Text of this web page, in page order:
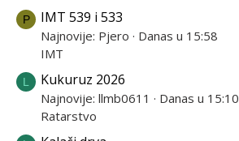
P IMT 539 i 533
Najnovije: Pjero
Danas u 15:58
IMT
L Kukuruz 2026
Najnovije: llmb0611
Danas u 15:10
Ratarstvo